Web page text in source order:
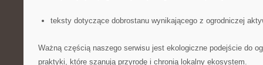
teksty dotyczące dobrostanu wynikającego z ogrodniczej
Ważną częścią naszego serwisu jest ekologiczne podejście do
praktyki, które szanują przyrodę i chronią lokalny ekosystem.